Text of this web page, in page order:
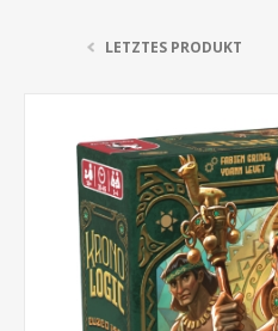
LETZTES PRODUKT